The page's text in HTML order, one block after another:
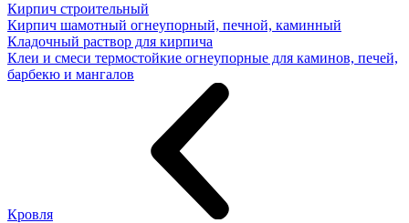
Кирпич строительный
Кирпич шамотный огнеупорный, печной, каминный
Кладочный раствор для кирпича
Клеи и смеси термостойкие огнеупорные для каминов, печей,
барбекю и мангалов
Кровля